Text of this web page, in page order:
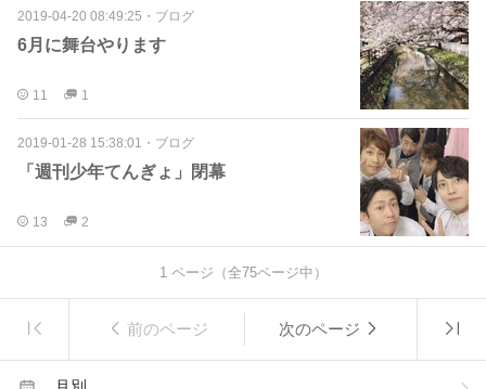
2019-04-20 08:49:25 ・ ブログ
6月に舞台やります
11 1
2019-01-28 15:38:01 ・ ブログ
「週刊少年てんぎょ」閉幕
13 2
1ページ（全75ページ中）
前のページ 次のページ